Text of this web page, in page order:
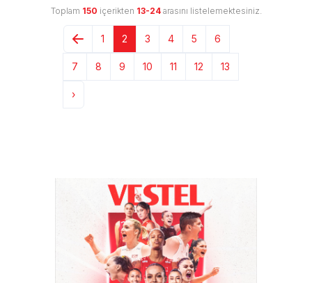
Toplam 150 içerikten 13-24arasını listelemektesiniz.
1 2 3 4 5 6
7 8 9 10 11 12 13
›